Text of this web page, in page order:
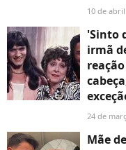
10 de
'Sinto
irmã
24 de
Mãe